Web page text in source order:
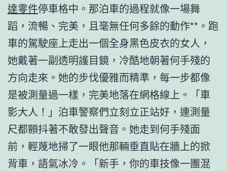
達零件停車格中。那泊車的過程就像一場舞
蹈，流暢、完美，且毫無任何多餘的動作**。跑
車的駕駛座上走出一個全身黑色皮衣的女人，
她戴著一副透明護目鏡，冷酷地朝著何手殘的
方向走來。她的步伐優雅而精準，每一步都像
是被測量過一樣，完美地落在網格線上。「車
影大人！」泊車警察們立刻立正站好，連測量
尺都顫抖著不敢發出聲音。她走到何手殘面
前，輕蔑地掃了一眼他那輛垂直貼在牆上的掀
背車，語氣冰冷。「新手，你的車技像一團混